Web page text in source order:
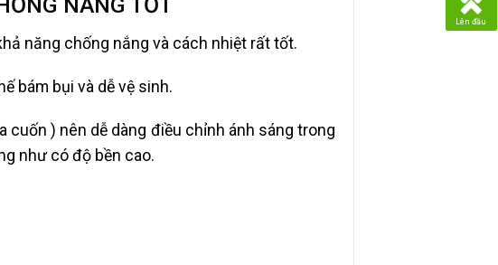
năng chống nắng và cách nhiệt rất tốt.
bám bụi và dễ vệ sinh.
) nên dễ dàng điều chỉnh ánh sáng trong
như có độ bền cao.
Lên đầu